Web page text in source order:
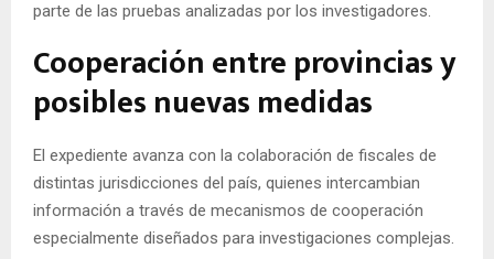
parte de las pruebas analizadas por los investigadores.
Cooperación entre provincias y
posibles nuevas medidas
El expediente avanza con la colaboración de fiscales de
distintas jurisdicciones del país, quienes intercambian
información a través de mecanismos de cooperación
especialmente diseñados para investigaciones complejas.